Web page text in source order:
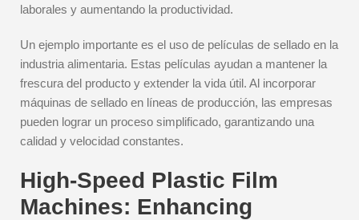
laborales y aumentando la productividad.
Un ejemplo importante es el uso de películas de sellado en la
industria alimentaria. Estas películas ayudan a mantener la
frescura del producto y extender la vida útil. Al incorporar
máquinas de sellado en líneas de producción, las empresas
pueden lograr un proceso simplificado, garantizando una
calidad y velocidad constantes.
High-Speed Plastic Film
Machines: Enhancing